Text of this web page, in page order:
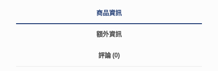
商品資訊
額外資訊
評論 (0)